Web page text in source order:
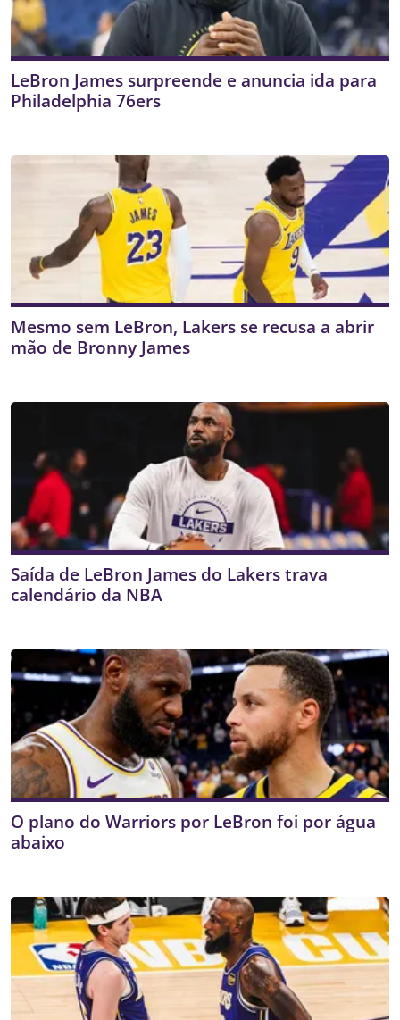
LeBron James surpreende e anuncia ida para
Philadelphia 76ers
Mesmo sem LeBron, Lakers se recusa a abrir
mão de Bronny James
Saída de LeBron James do Lakers trava
calendário da NBA
O plano do Warriors por LeBron foi por água
abaixo